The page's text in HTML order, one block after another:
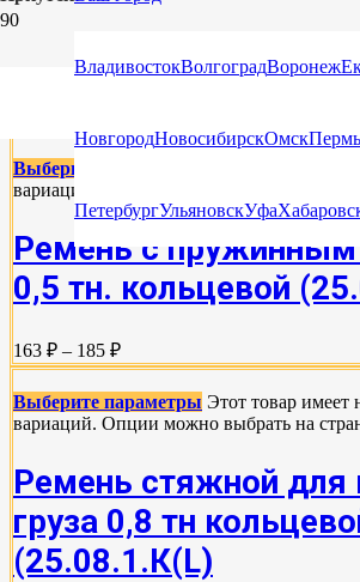
ВладивостокВолгоградВоронеж
НовгородНовосибирскОмскПермь
ПетербургУльяновскУфа
СТЯЖНЫЕ РЕМНИ
Выберите параметры
вариаций. Опции можно выбрать на
Ремень с
0,5 тн. кольцевой
163 ₽ – 185 ₽
Выберите параметры Этот товар имеет
вариаций. Опции можно выбрать на
Ремень стяжной для
груза 0,8 тн
(25.08.1.К(L)